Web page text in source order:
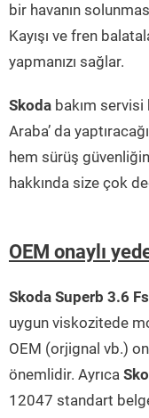
bir havanın
Kayışı ve fren
yapmanızı sağlar.
Skoda bakım
Araba’ da
hem sürüş
hakkında size çok
OEM onaylı
Skoda Superb 3.6
uygun viskozitede
OEM (orjignal vb.)
önemlidir. Ayrıca
12047 standart